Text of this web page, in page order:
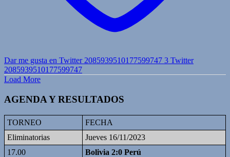
Dar me gusta en Twitter 2085939510177599747 3 Twitter
2085939510177599747
Load More
AGENDA Y RESULTADOS
TORNEO
FECHA
Eliminatorias
Jueves 16/11/2023
17.00
Bolivia 2:0 Perú